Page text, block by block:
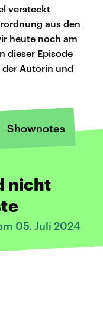
versteckt
aus den
heute noch am
dieser Episode
der Autorin und
Shownotes
nicht
05. Juli 2024